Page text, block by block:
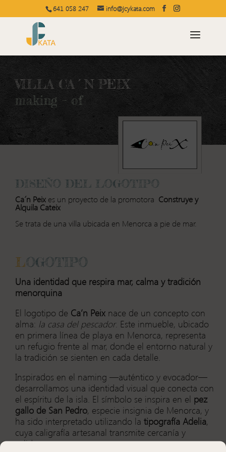
641 058 247 info@jcykata.com
VILLA CA´N PEIX
making – of
DISEÑO DEL LOGOTIPO
Ca´n Peix es un proyecto de la promotora Construye y
Alquila Cateix
Se trata de una villa ubicada en Menorca a pie de mar.
LOGOTIPO
Una identidad que respira mar, calma y tradición
menorquina
El logotipo de Ca’n Peix nace de un concepto con
alma: la casa del pescador. Este inmueble, ubicado
en primera línea de playa en Menorca, representa
un refugio frente al mar, donde el entorno natural y
la tradición se sienten en cada detalle.
Inspirados en el naming —auténtico y evocador—
desarrollamos una identidad visual que conecta con
el espíritu de la isla. El símbolo se inspira en el pez
gallo de San Pedro, especie insignia de Menorca, y
ha sido interpretado utilizando la tipografía Adelia,
cuya caligrafía artesanal transmite cercanía y
calidez.